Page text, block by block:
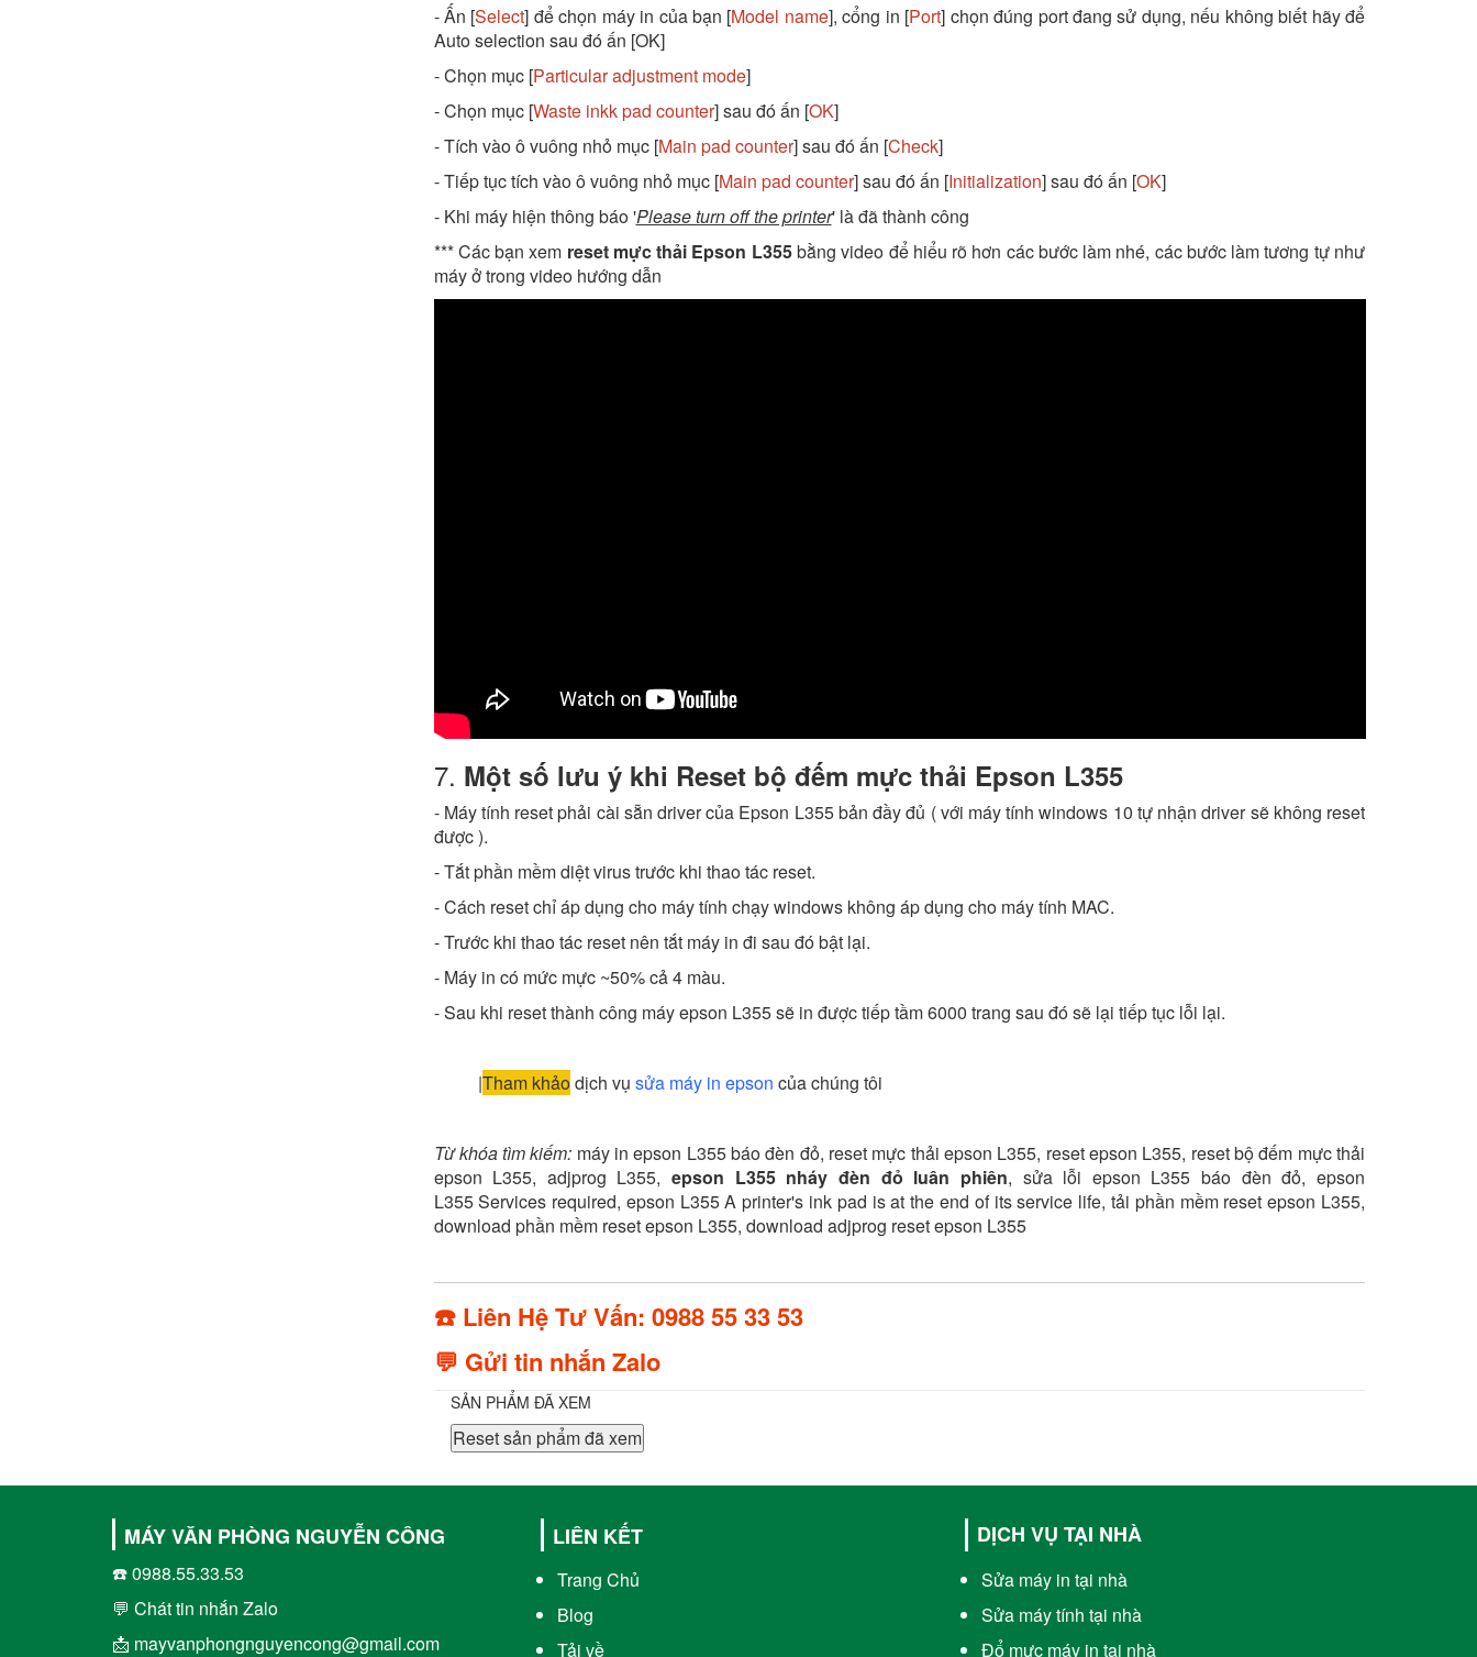
- Ấn [Select] để chọn máy in của bạn [Model name], cổng in [Port] chọn đúng port đang sử dụng, nếu không biết hãy để
Auto selection sau đó ấn [OK]
- Chọn mục [Particular adjustment mode]
- Chọn mục [Waste inkk pad counter] sau đó ấn [OK]
- Tích vào ô vuông nhỏ mục [Main pad counter] sau đó ấn [Check]
- Tiếp tục tích vào ô vuông nhỏ mục [Main pad counter] sau đó ấn [Initialization] sau đó ấn [OK]
- Khi máy hiện thông báo 'Please turn off the printer' là đã thành công
*** Các bạn xem reset mực thải Epson L355bằng video để hiểu rõ hơn các bước làm nhé, các bước làm tương tự như
máy ở trong video hướng dẫn
7. Một số lưu ý khi Reset bộ đếm mực thải Epson L355
- Máy tính reset phải cài sẵn driver của Epson L355 bản đầy đủ ( với máy tính windows 10 tự nhận driver sẽ không reset
được ).
- Tắt phần mềm diệt virus trước khi thao tác reset.
- Cách reset chỉ áp dụng cho máy tính chạy windows không áp dụng cho máy tính MAC.
- Trước khi thao tác reset nên tắt máy in đi sau đó bật lại.
- Máy in có mức mực ~50% cả 4 màu.
- Sau khi reset thành công máy epson L355 sẽ in được tiếp tầm 6000 trang sau đó sẽ lại tiếp tục lỗi lại.
|Tham khảo dịch vụ sửa máy in epson của chúng tôi
Từ khóa tìm kiếm: máy in epson L355 báo đèn đỏ, reset mực thải epson L355, reset epson L355, reset bộ đếm mực thải
epson L355, adjprog L355,epson L355 nháy đèn đỏ luân phiên, sửa lỗi epson L355 báo đèn đỏ, epson
L355 Services required, epson L355 A printer's ink pad is at the end of its service life, tải phần mềm reset epson L355,
download phần mềm reset epson L355, download adjprog reset epson L355
☎️ Liên Hệ Tư Vấn: 0988 55 33 53
💬 Gửi tin nhắn Zalo
SẢN PHẨM ĐÃ XEM
Reset sản phẩm đã xem
MÁY VĂN PHÒNG NGUYỄN CÔNG
☎️ 0988.55.33.53
💬 Chát tin nhắn Zalo
📩 mayvanphongnguyencong@gmail.com
LIÊN KẾT
Trang Chủ
Blog
Tải về
DỊCH VỤ TẠI NHÀ
Sửa máy in tại nhà
Sửa máy tính tại nhà
Đổ mực máy in tại nhà